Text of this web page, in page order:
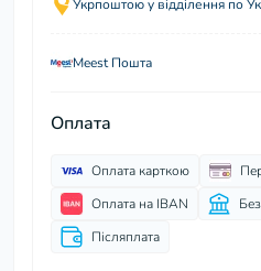
Укрпоштою у відділення по
Meest Пошта
Оплата
Оплата карткою
Оплата на IBAN
Післяплата